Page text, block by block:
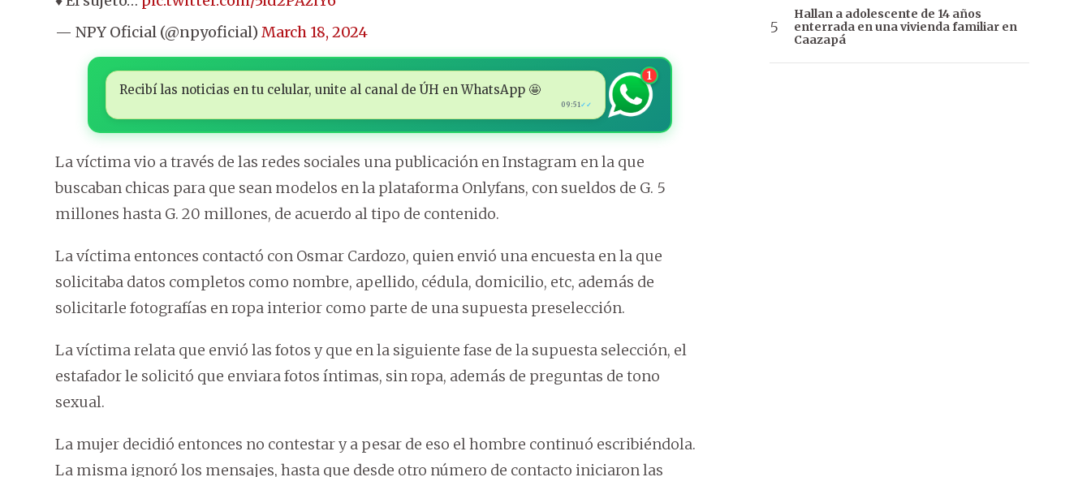
— NPY Oficial (@npyoficial) March 18, 2024
Recibí las noticias en tu celular, unite al canal de ÚH en WhatsApp 🤩
09:51✓✓
1
La víctima vio a través de las redes sociales una publicación en Instagram en la que
buscaban chicas para que sean modelos en la plataforma Onlyfans, con sueldos de G. 5
millones hasta G. 20 millones, de acuerdo al tipo de contenido.
La víctima entonces contactó con Osmar Cardozo, quien envió una encuesta en la que
solicitaba datos completos como nombre, apellido, cédula, domicilio, etc, además de
solicitarle fotografías en ropa interior como parte de una supuesta preselección.
La víctima relata que envió las fotos y que en la siguiente fase de la supuesta selección, el
estafador le solicitó que enviara fotos íntimas, sin ropa, además de preguntas de tono
sexual.
La mujer decidió entonces no contestar y a pesar de eso el hombre continuó escribiéndola.
La misma ignoró los mensajes, hasta que desde otro número de contacto iniciaron las
Hallan a adolescente de 14 años
enterrada en una vivienda familiar en
Caazapá